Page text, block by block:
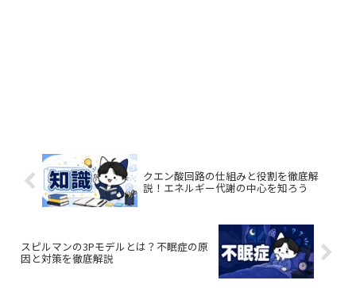
クエン酸回路の仕組みと役割を徹底解
説！エネルギー代謝の中心を知ろう
スピルマンの3Pモデルとは？不眠症の原
因と対策を徹底解説